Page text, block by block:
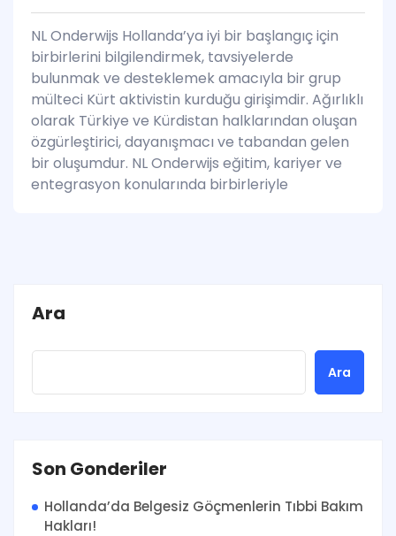
NL Onderwijs Hollanda’ya iyi bir başlangıç ​​için
birbirlerini bilgilendirmek, tavsiyelerde
bulunmak ve desteklemek amacıyla bir grup
mülteci Kürt aktivistin kurduğu girişimdir. Ağırlıklı
olarak Türkiye ve Kürdistan halklarından oluşan
özgürleştirici, dayanışmacı ve tabandan gelen
bir oluşumdur. NL Onderwijs eğitim, kariyer ve
entegrasyon konularında birbirleriyle
Ara
Ara
Son Gonderiler
Hollanda’da Belgesiz Göçmenlerin Tıbbi Bakım
Hakları!